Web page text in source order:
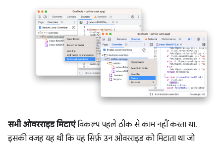
सभी ओवरराइड मिटाएंविकल्प पहले ठीक से काम नहीं करता था.
इसकी वजह यह थी कि यह सिर्फ़ उन ओवरराइड को मिटाता था जो